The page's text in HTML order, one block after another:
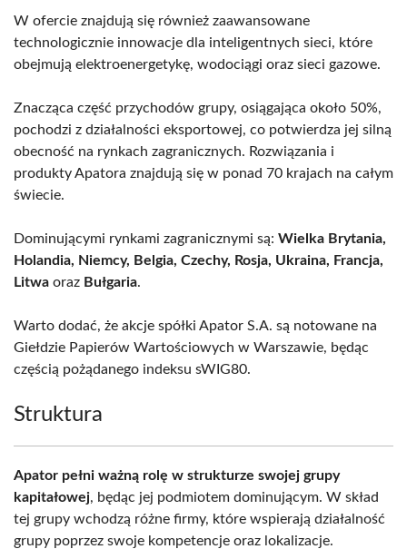
W ofercie znajdują się również zaawansowane
technologicznie innowacje dla inteligentnych sieci, które
obejmują elektroenergetykę, wodociągi oraz sieci gazowe.
Znacząca część przychodów grupy, osiągająca około 50%,
pochodzi z działalności eksportowej, co potwierdza jej silną
obecność na rynkach zagranicznych. Rozwiązania i
produkty Apatora znajdują się w ponad 70 krajach na całym
świecie.
Dominującymi rynkami zagranicznymi są: Wielka Brytania,
Holandia, Niemcy, Belgia, Czechy, Rosja, Ukraina, Francja,
Litwa oraz Bułgaria.
Warto dodać, że akcje spółki Apator S.A. są notowane na
Giełdzie Papierów Wartościowych w Warszawie, będąc
częścią pożądanego indeksu sWIG80.
Struktura
Apator pełni ważną rolę w strukturze swojej grupy
kapitałowej, będąc jej podmiotem dominującym. W skład
tej grupy wchodzą różne firmy, które wspierają działalność
grupy poprzez swoje kompetencje oraz lokalizacje.